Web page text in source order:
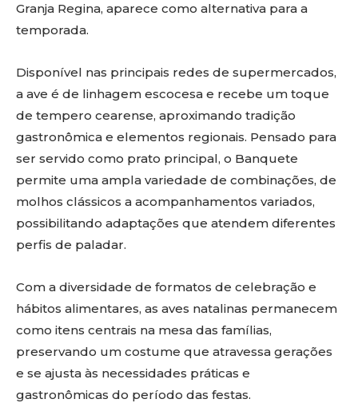
Granja Regina, aparece como alternativa para a
temporada.
Disponível nas principais redes de supermercados,
a ave é de linhagem escocesa e recebe um toque
de tempero cearense, aproximando tradição
gastronômica e elementos regionais. Pensado para
ser servido como prato principal, o Banquete
permite uma ampla variedade de combinações, de
molhos clássicos a acompanhamentos variados,
possibilitando adaptações que atendem diferentes
perfis de paladar.
Com a diversidade de formatos de celebração e
hábitos alimentares, as aves natalinas permanecem
como itens centrais na mesa das famílias,
preservando um costume que atravessa gerações
e se ajusta às necessidades práticas e
gastronômicas do período das festas.